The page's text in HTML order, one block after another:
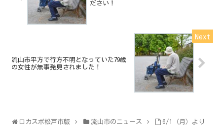
ださい！
流山市平方で行方不明となっていた79歳
の女性が無事発見されました！
ロカスポ松戸市版 流山市のニュース
6/1（月）より